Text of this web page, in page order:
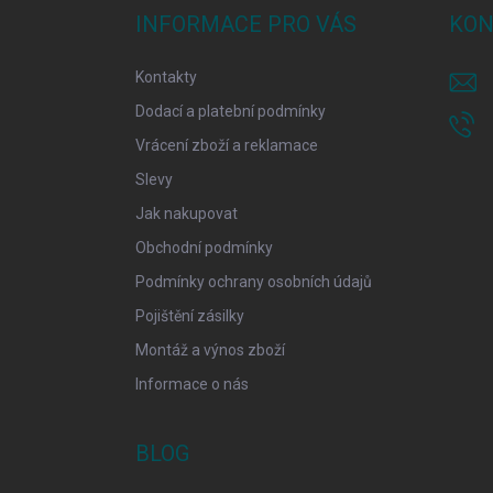
INFORMACE PRO VÁS
Kontakty
Dodací a platební podmínky
Vrácení zboží a reklamace
Slevy
Jak nakupovat
Obchodní podmínky
Podmínky ochrany osobních údajů
Pojištění zásilky
Montáž a výnos zboží
Informace o nás
BLOG